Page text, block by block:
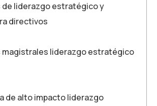
liderazgo estratégico y
directivos
magistrales liderazgo estratégico
de alto impacto liderazgo